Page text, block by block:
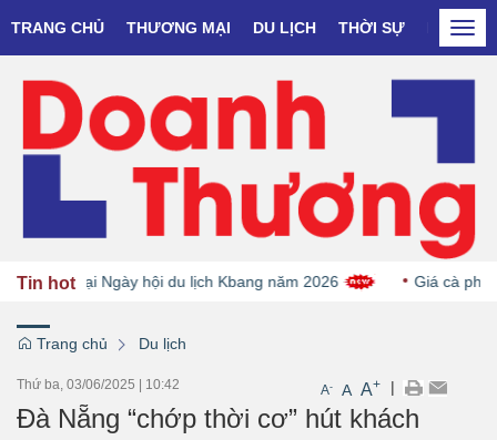
TRANG CHỦ THƯƠNG MẠI DU LỊCH THỜI SỰ DOANH
Tin hottại Ngày hội du lịch Kbang năm 2026 Giá cà phê
Trang chủ Du lịch
Thứ ba, 03/06/2025 10:42 A- A A+ |
Đà Nẵng “chớp thời cơ” hút khách